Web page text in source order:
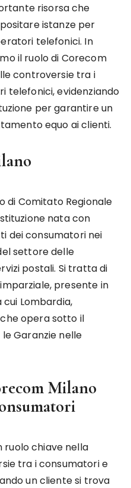
risorsa che
istanze per
telefonici. In
il ruolo di Corecom
controversie tra i
telefonici, evidenziando
per garantire un
equo ai clienti.
di Comitato Regionale
nata con
dei consumatori nei
settore delle
postali. Si tratta di
presente in
Lombardia,
opera sotto il
Garanzie nelle
Milano
ruolo chiave nella
tra i consumatori e
un cliente si trova